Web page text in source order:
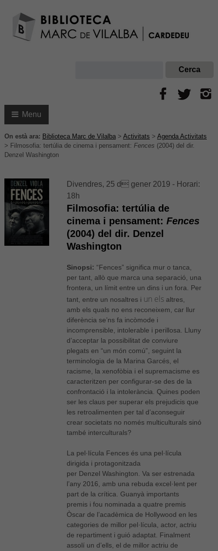
Menu
On està ara: Biblioteca Marc de Vilalba> Activitats > Agenda Activitats
> Filmosofia: tertúlia de cinema i pensament: Fences (2004) del dir.
Denzel Washington
Divendres, 25 d gener 2019 - Horari:
18h
Filmosofia: tertúlia de
cinema i pensament:Fences
(2004) del dir. Denzel
Washington
Sinopsi: “Fences” significa mur o tanca,
per tant, allò que marca una separació, una
frontera, un límit entre un dins i un fora. Per
tant, entre un nosaltres i un els altres,
amb els quals no ens reconeixem, car llur
diferència se’ns fa incòmode i
incomprensible, intolerable i perillosa. Lluny
d’acceptar la possibilitat de conviure
plegats en “un món comú”, seguint la
terminologia de la Marina Garcés, el
racisme, la xenofòbia i el supremacisme es
caracteritzen per configurar-se des de la
confrontació i la intolerància. Quines poden
ser les claus per superar els prejudicis que
les retroalimenten per tal d’aconseguir
crear societats no només multiculturals sinó
també interculturals?
La pel·lícula Fences és una pel·lícula
dirigida i protagonitzada
per Denzel Washington. Va ser estrenada
l’any 2016, amb una rebuda excel·lent per
part de la crítica. Guanyà importants
premis i fou nominada a quatre premis
Òscar de l’acadèmica de Hollywood en les
categories de millor pel·lícula, actor, actriu
de repartiment i guió adaptat. Finalment
assolí un d’ells, el de millor actriu de